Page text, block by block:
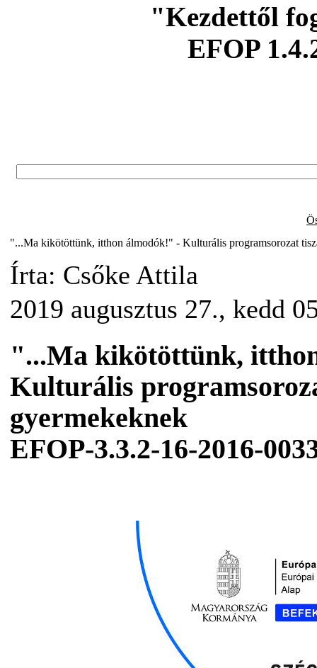
"Kezdettől
EFOP
"...Ma kikötöttünk, itthon álmodók!" - Kulturális programsorozat
Írta: Csőke Attila
2019 augusztus 27., kedd
"...Ma kikötöttünk,
Kulturális
gyermekeknek
EFOP-3.3.2-16-2016-